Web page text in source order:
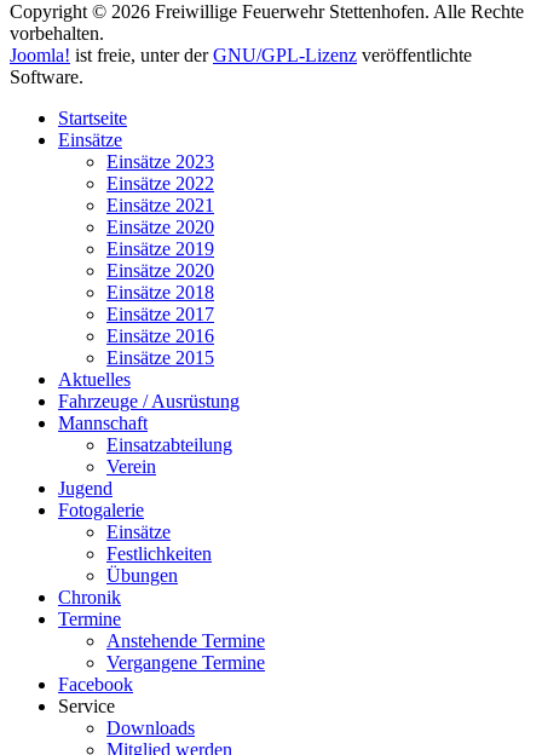
Copyright © 2026 Freiwillige Feuerwehr Stettenhofen. Alle Rechte
vorbehalten.
Joomla! ist freie, unter derGNU/GPL-Lizenz veröffentlichte
Software.
Startseite
Einsätze
Einsätze 2023
Einsätze 2022
Einsätze 2021
Einsätze 2020
Einsätze 2019
Einsätze 2020
Einsätze 2018
Einsätze 2017
Einsätze 2016
Einsätze 2015
Aktuelles
Fahrzeuge / Ausrüstung
Mannschaft
Einsatzabteilung
Verein
Jugend
Fotogalerie
Einsätze
Festlichkeiten
Übungen
Chronik
Termine
Anstehende Termine
Vergangene Termine
Facebook
Service
Downloads
Mitglied werden